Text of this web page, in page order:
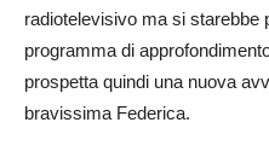
radiotelevisivo ma si starebbe
programma di
prospetta quindi una nuova
bravissima Federica.